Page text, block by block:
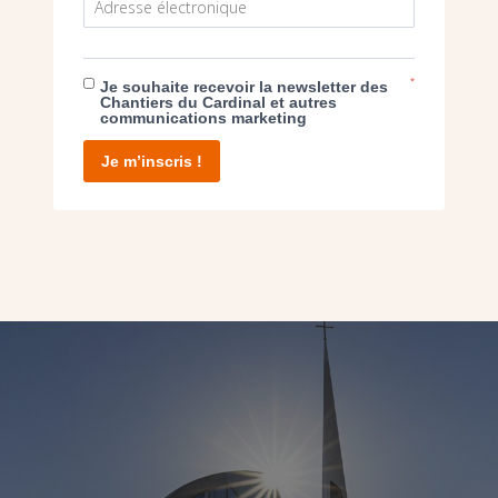
LE BIENVEILLANT (78) – UNE ÉGLISE
Je souhaite recevoir la newsletter des
Chantiers du Cardinal et autres
communications marketing
*
Je m’inscris !